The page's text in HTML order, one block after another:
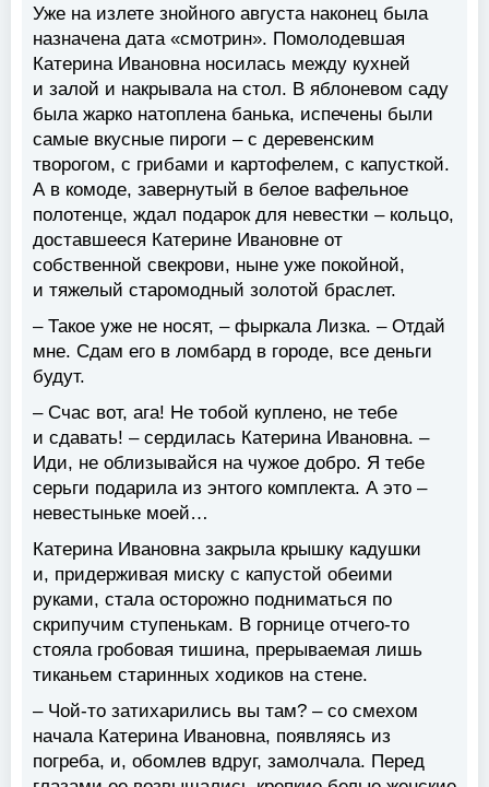
Уже на излете знойного августа наконец была
назначена дата «смотрин». Помолодевшая
Катерина Ивановна носилась между кухней
и залой и накрывала на стол. В яблоневом саду
была жарко натоплена банька, испечены были
самые вкусные пироги – с деревенским
творогом, с грибами и картофелем, с капусткой.
А в комоде, завернутый в белое вафельное
полотенце, ждал подарок для невестки – кольцо,
доставшееся Катерине Ивановне от
собственной свекрови, ныне уже покойной,
и тяжелый старомодный золотой браслет.
– Такое уже не носят, – фыркала Лизка. – Отдай
мне. Сдам его в ломбард в городе, все деньги
будут.
– Счас вот, ага! Не тобой куплено, не тебе
и сдавать! – сердилась Катерина Ивановна. –
Иди, не облизывайся на чужое добро. Я тебе
серьги подарила из энтого комплекта. А это –
невестыньке моей…
Катерина Ивановна закрыла крышку кадушки
и, придерживая миску с капустой обеими
руками, стала осторожно подниматься по
скрипучим ступенькам. В горнице отчего-то
стояла гробовая тишина, прерываемая лишь
тиканьем старинных ходиков на стене.
– Чой-то затихарились вы там? – со смехом
начала Катерина Ивановна, появляясь из
погреба, и, обомлев вдруг, замолчала. Перед